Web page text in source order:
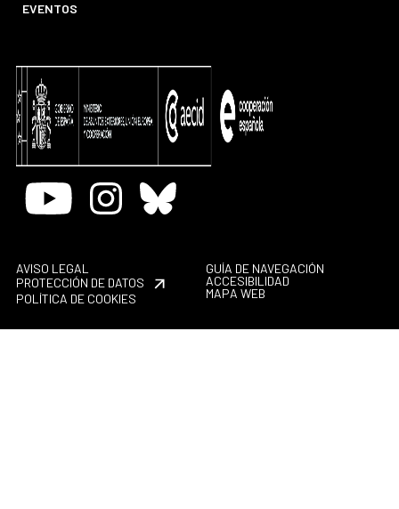
EVENTOS
Youtube InstagramBluesky
AVISO LEGAL
PROTECCIÓN DE DATOS
POLÍTICA DE COOKIES
GUÍA DE NAVEGACIÓN
ACCESIBILIDAD
MAPA WEB